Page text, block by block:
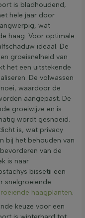
is bladhoudend,
hele jaar door
wat
haag. Voor optimale
ideaal. De
groeisnelheid van
het een uitstekende
De volwassen
waardoor de
aangepast. De
groeiwijze en is
wordt gesnoeid.
is, wat privacy
bij het behouden van
van de
is naar
bissetii een
snelgroeiende
haagplanten.
keuze voor een